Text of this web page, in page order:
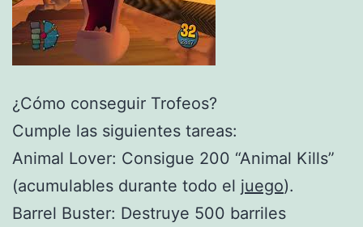
¿Cómo conseguir Trofeos?
Cumple las siguientes tareas:
Animal Lover: Consigue 200 “Animal Kills”
(acumulables durante todo el juego).
Barrel Buster: Destruye 500 barriles